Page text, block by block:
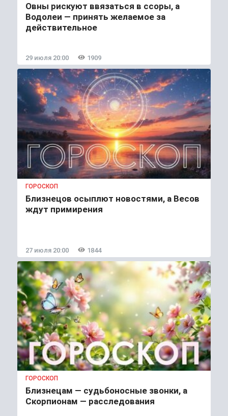
Овны рискуют ввязаться в ссоры, а
Водолеи — принять желаемое за
действительное
29 июля 20:00 1909
ГОРОСКОП
Близнецов осыплют новостями, а Весов
ждут примирения
27 июля 20:00 1844
ГОРОСКОП
Близнецам — судьбоносные звонки, а
Скорпионам — расследования